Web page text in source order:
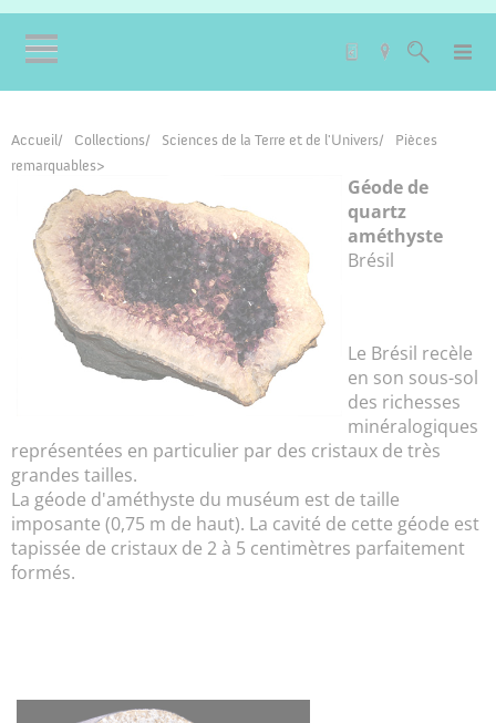
Accueil Collections Sciences de la Terre et de l'Univers
Pièces
remarquables
Géode de
quartz
améthyste
Brésil
Le Brésil recèle
en son sous-sol
des richesses
minéralogiques
représentées en particulier par des cristaux de très
grandes tailles.
La géode d'améthyste du muséum est de taille
imposante (0,75 m de haut). La cavité de cette géode est
tapissée de cristaux de 2 à 5 centimètres parfaitement
formés.